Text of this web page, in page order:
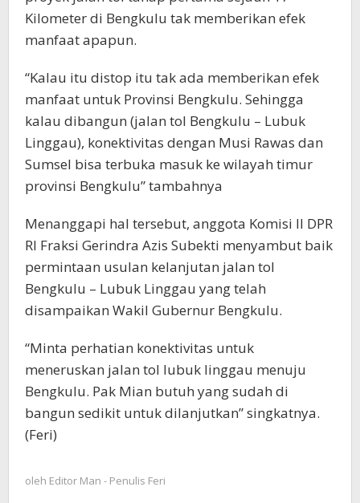
Kilometer di Bengkulu tak memberikan efek
manfaat apapun.
“Kalau itu distop itu tak ada memberikan efek
manfaat untuk Provinsi Bengkulu. Sehingga
kalau dibangun (jalan tol Bengkulu – Lubuk
Linggau), konektivitas dengan Musi Rawas dan
Sumsel bisa terbuka masuk ke wilayah timur
provinsi Bengkulu” tambahnya
Menanggapi hal tersebut, anggota Komisi II DPR
RI Fraksi Gerindra Azis Subekti menyambut baik
permintaan usulan kelanjutan jalan tol
Bengkulu – Lubuk Linggau yang telah
disampaikan Wakil Gubernur Bengkulu.
“Minta perhatian konektivitas untuk
meneruskan jalan tol lubuk linggau menuju
Bengkulu. Pak Mian butuh yang sudah di
bangun sedikit untuk dilanjutkan” singkatnya.
(Feri)
oleh Editor Man - Penulis Feri